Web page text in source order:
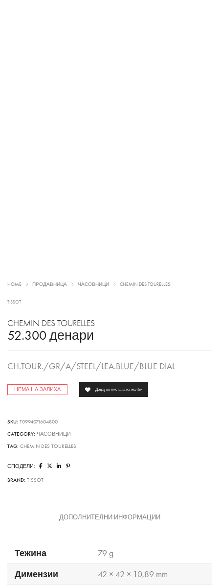
HOME ПРОДАВНИЦА ЧАСОВНИЦИ CHEMIN DES TOURELLES
TISSOT
CHEMIN DES TOURELLES
52.300 денари
CH.TOUR./GR/A/STEEL/LEA.BLUE/BLUE DIAL
НЕМА НА ЗАЛИХА Додај во листата на желби
SKU: T0994071604800
CATEGORY: ЧАСОВНИЦИ
TAG: CHEMIN DES TOURELLES
СПОДЕЛИ:
BRAND: TISSOT
ДОПОЛНИТЕЛНИ ИНФОРМАЦИИ
Тежина
79 g
Димензии
42 × 42 × 10,89 mm